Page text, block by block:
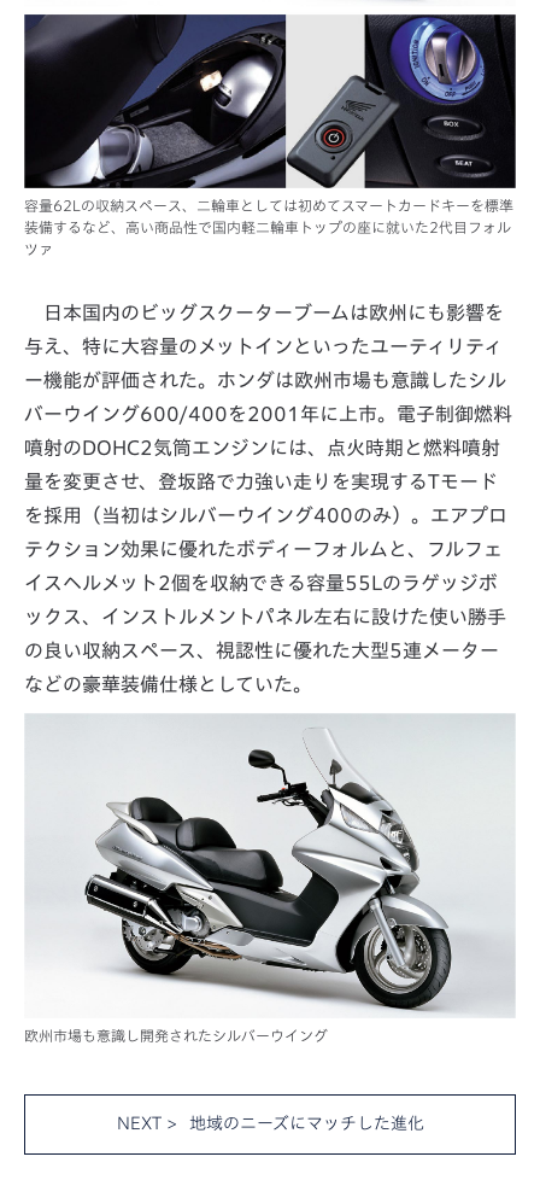
容量62Lの収納スペース、二輪車としては初めてスマートカードキーを標準
装備するなど、高い商品性で国内軽二輪車トップの座に就いた2代目フォル
ツァ
日本国内のビッグスクーターブームは欧州にも影響を
与え、特に大容量のメットインといったユーティリティ
ー機能が評価された。ホンダは欧州市場も意識したシル
バーウイング600/400を2001年に上市。電子制御燃料
噴射のDOHC2気筒エンジンには、点火時期と燃料噴射
量を変更させ、登坂路で力強い走りを実現するTモード
を採用（当初はシルバーウイング400のみ）。エアプロ
テクション効果に優れたボディーフォルムと、フルフェ
イスヘルメット2個を収納できる容量55Lのラゲッジボ
ックス、インストルメントパネル左右に設けた使い勝手
の良い収納スペース、視認性に優れた大型5連メーター
などの豪華装備仕様としていた。
欧州市場も意識し開発されたシルバーウイング
NEXT > 地域のニーズにマッチした進化